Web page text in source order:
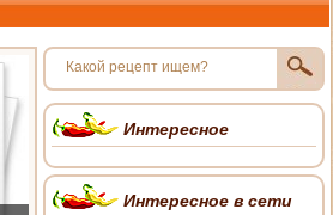
Интересное
Интересное в сети